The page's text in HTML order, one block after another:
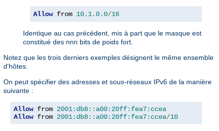
Allow from 10.1.0.0/16
Identique au cas précédent, mis à part que le masque est
constitué des nnn bits de poids fort.
Notez que les trois derniers exemples désignent le même ensemble
d'hôtes.
On peut spécifier des adresses et sous-réseaux IPv6 de la manière
suivante :
Allow from 2001:db8::a00:20ff:fea7:ccea
Allow from 2001:db8::a00:20ff:fea7:ccea/10